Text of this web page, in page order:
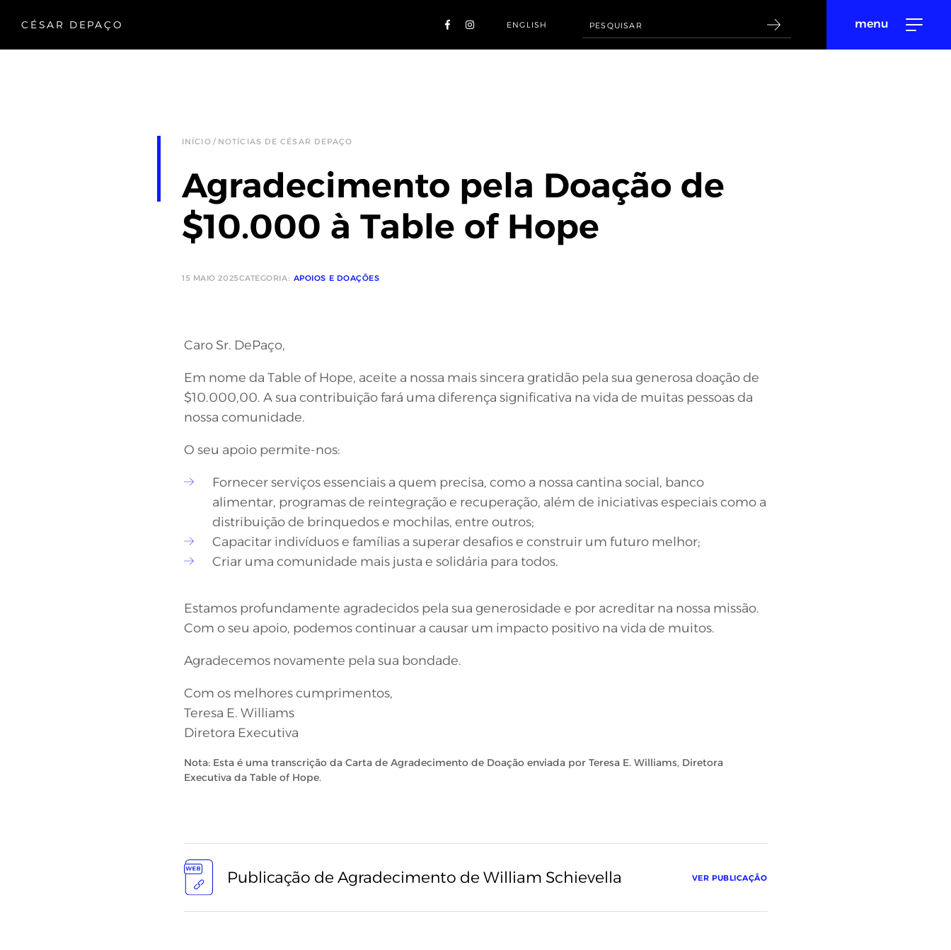
CÉSAR DEPAÇO ENGLISH menu
INÍCIO NOTÍCIAS DE CÉSAR DEPAÇO
Agradecimento pela Doação de
$10.000 à Table of Hope
15 MAIO 2025CATEGORIA: APOIOS E DOAÇÕES
Caro Sr. DePaço,
Em nome da Table of Hope, aceite a nossa mais sincera gratidão pela sua generosa doação de
$10.000,00. A sua contribuição fará uma diferença significativa na vida de muitas pessoas da
nossa comunidade.
O seu apoio permite-nos:
Fornecer serviços essenciais a quem precisa, como a nossa cantina social, banco
alimentar, programas de reintegração e recuperação, além de iniciativas especiais como a
distribuição de brinquedos e mochilas, entre outros;
Capacitar indivíduos e famílias a superar desafios e construir um futuro melhor;
Criar uma comunidade mais justa e solidária para todos.
Estamos profundamente agradecidos pela sua generosidade e por acreditar na nossa missão.
Com o seu apoio, podemos continuar a causar um impacto positivo na vida de muitos.
Agradecemos novamente pela sua bondade.
Com os melhores cumprimentos,
Teresa E. Williams
Diretora Executiva
Nota: Esta é uma transcrição da Carta de Agradecimento de Doação enviada por Teresa E. Williams, Diretora
Executiva da Table of Hope.
Publicação de Agradecimento de William Schievella VER PUBLICAÇÃO